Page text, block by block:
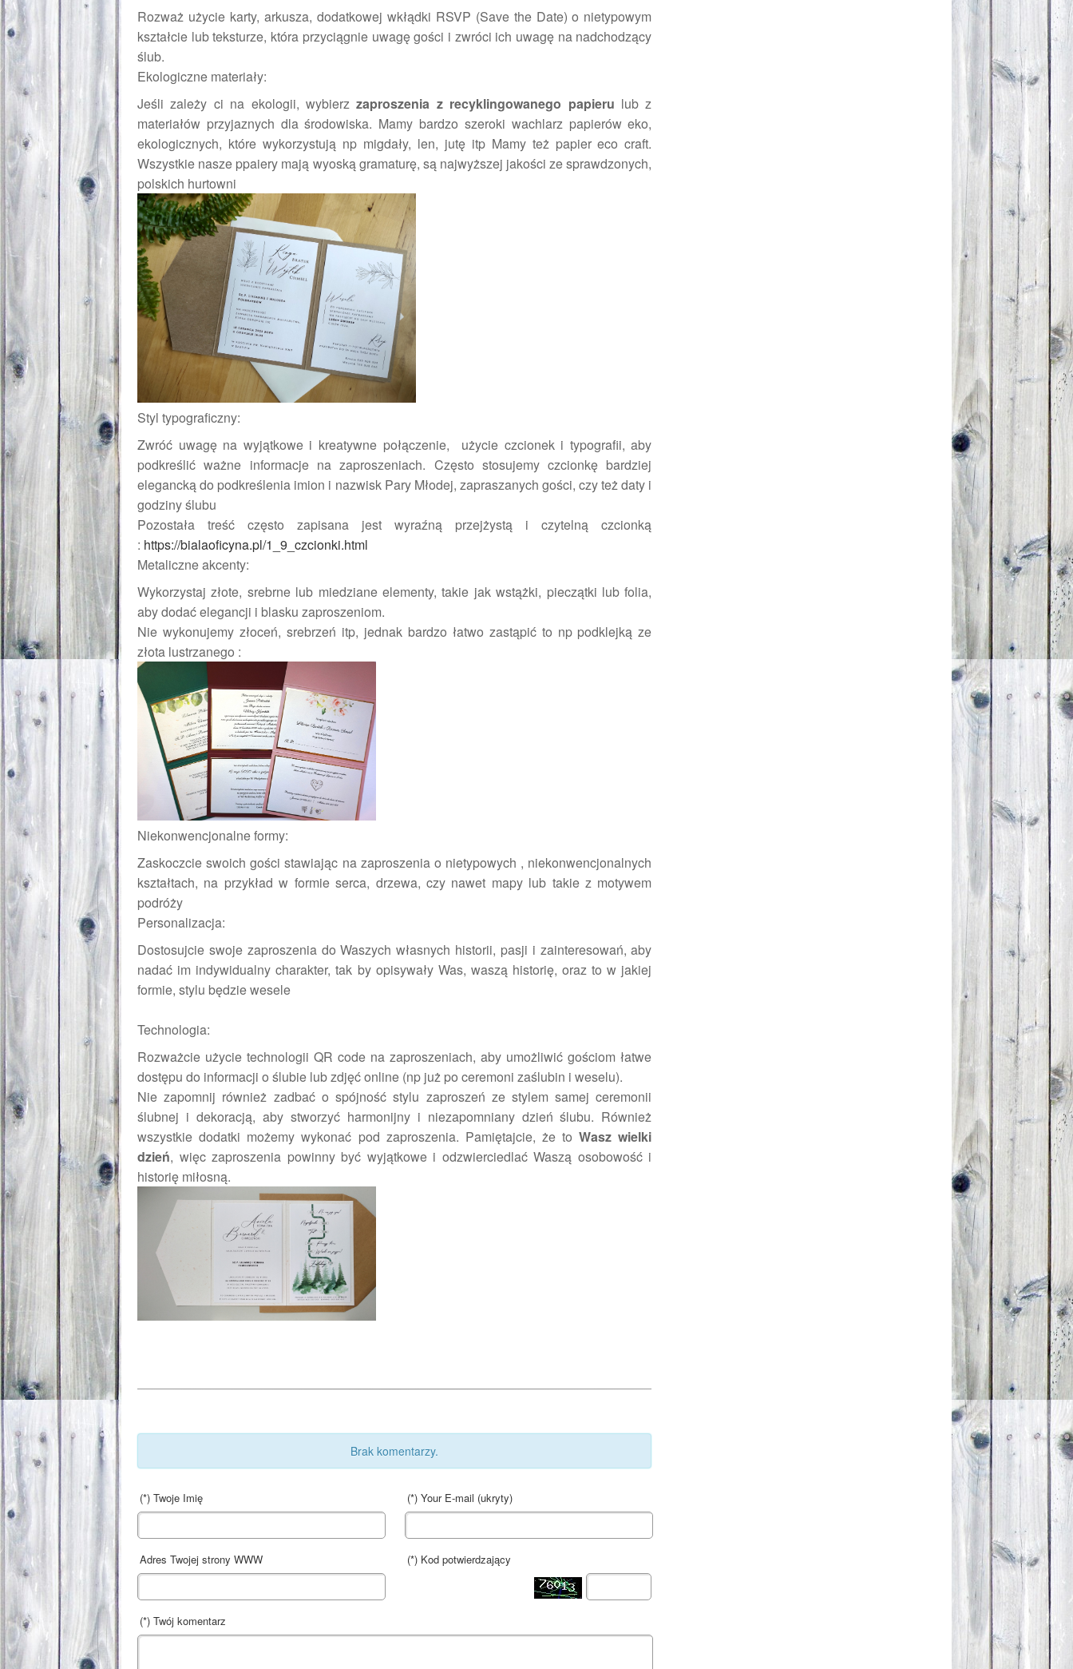
Rozważ użycie karty, arkusza, dodatkowej wkłądki RSVP (Save the Date) o nietypowym
kształcie lub teksturze, która przyciągnie uwagę gości i zwróci ich uwagę na nadchodzący
ślub.
Ekologiczne materiały:
Jeśli zależy ci na ekologii, wybierzzaproszenia z recyklingowanego papieru lub z
materiałów przyjaznych dla środowiska. Mamy bardzo szeroki wachlarz papierów eko,
ekologicznych, które wykorzystują np migdały, len, jutę itp Mamy też papier eco craft.
Wszystkie nasze ppaiery mają wyoską gramaturę, są najwyższej jakości ze sprawdzonych,
polskich hurtowni
Styl typograficzny:
Zwróć uwagę na wyjątkowe i kreatywne połączenie, użycie czcionek i typografii, aby
podkreślić ważne informacje na zaproszeniach. Często stosujemy czcionkę bardziej
elegancką do podkreślenia imion i nazwisk Pary Młodej, zapraszanych gości, czy też daty i
godziny ślubu
Pozostała treść często zapisana jest wyraźną przejżystą i czytelną czcionką
: https://bialaoficyna.pl/1_9_czcionki.html
Metaliczne akcenty:
Wykorzystaj złote, srebrne lub miedziane elementy, takie jak wstążki, pieczątki lub folia,
aby dodać elegancji i blasku zaproszeniom.
Nie wykonujemy złoceń, srebrzeń itp, jednak bardzo łatwo zastąpić to np podklejką ze
złota lustrzanego :
Niekonwencjonalne formy:
Zaskoczcie swoich gości stawiając na zaproszenia o nietypowych , niekonwencjonalnych
kształtach, na przykład w formie serca, drzewa, czy nawet mapy lub takie z motywem
podróży
Personalizacja:
Dostosujcie swoje zaproszenia do Waszych własnych historii, pasji i zainteresowań, aby
nadać im indywidualny charakter, tak by opisywały Was, waszą historię, oraz to w jakiej
formie, stylu będzie wesele
Technologia:
Rozważcie użycie technologii QR code na zaproszeniach, aby umożliwić gościom łatwe
dostępu do informacji o ślubie lub zdjęć online (np już po ceremoni zaślubin i weselu).
Nie zapomnij również zadbać o spójność stylu zaproszeń ze stylem samej ceremonii
ślubnej i dekoracją, aby stworzyć harmonijny i niezapomniany dzień ślubu. Również
wszystkie dodatki możemy wykonać pod zaproszenia. Pamiętajcie, że toWasz wielki
dzień, więc zaproszenia powinny być wyjątkowe i odzwierciedlać Waszą osobowość i
historię miłosną.
Brak komentarzy.
(*) Twoje Imię (*) Your E-mail (ukryty)
Adres Twojej strony WWW (*) Kod potwierdzający
(*) Twój komentarz